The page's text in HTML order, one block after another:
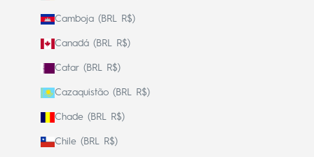
Camboja (BRL R$)
Canadá (BRL R$)
Catar (BRL R$)
Cazaquistão (BRL R$)
Chade (BRL R$)
Chile (BRL R$)